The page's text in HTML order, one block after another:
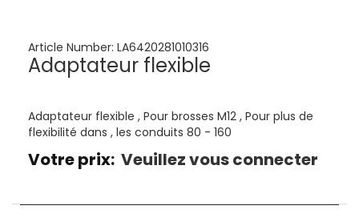
Article Number: LA6420281010316
Adaptateur flexible
Adaptateur flexible , Pour brosses M12 , Pour plus de
flexibilité dans , les conduits 80 - 160
Votre prix: Veuillez vous connecter